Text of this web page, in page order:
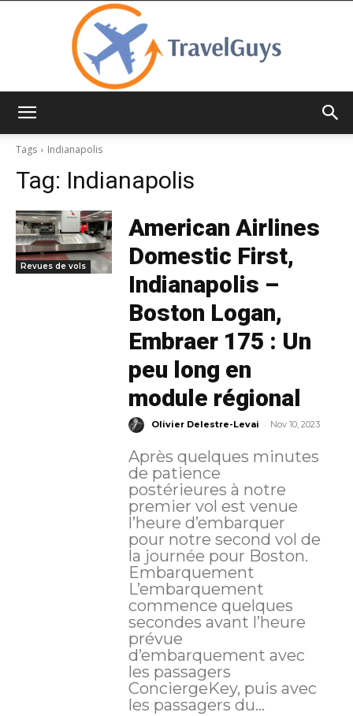
Tags
Indianapolis
Tag: Indianapolis
Revues de vols
American Airlines
Domestic First,
Indianapolis –
Boston Logan,
Embraer 175 : Un
peu long en
module régional
Olivier Delestre-Levai - Nov 10, 2023
Après quelques minutes
de patience
postérieures à notre
premier vol est venue
l’heure d’embarquer
pour notre second vol de
la journée pour Boston.
Embarquement
L’embarquement
commence quelques
secondes avant l’heure
prévue
d’embarquement avec
les passagers
ConciergeKey, puis avec
les passagers du...